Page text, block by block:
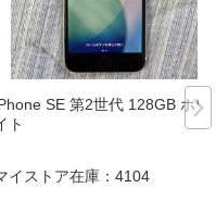
SE 第2世代 128GB ホワ
ト
イストア在庫： 4104